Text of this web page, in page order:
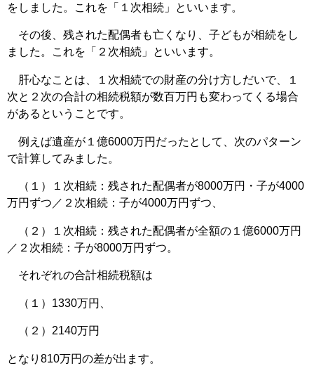
をしました。これを「１次相続」といいます。
その後、残された配偶者も亡くなり、子どもが相続をし
ました。これを「２次相続」といいます。
肝心なことは、１次相続での財産の分け方しだいで、１
次と２次の合計の相続税額が数百万円も変わってくる場合
があるということです。
例えば遺産が１億6000万円だったとして、次のパターン
で計算してみました。
（１）１次相続：残された配偶者が8000万円・子が4000
万円ずつ／２次相続：子が4000万円ずつ、
（２）１次相続：残された配偶者が全額の１億6000万円
／２次相続：子が8000万円ずつ。
それぞれの合計相続税額は
（１）1330万円、
（２）2140万円
となり810万円の差が出ます。